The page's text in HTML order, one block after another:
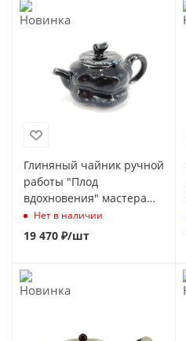
Глиняный чайник ручной
работы "Плод
вдохновения" мастера
Хуан Жунхуа в стиле
Сино
Нет в наличии
19 470 ₽/шт